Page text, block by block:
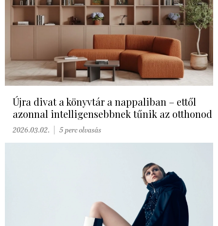
Újra divat a könyvtár a nappaliban – ettől
azonnal intelligensebbnek tűnik az otthonod
2026.03.02. 5 perc olvasás